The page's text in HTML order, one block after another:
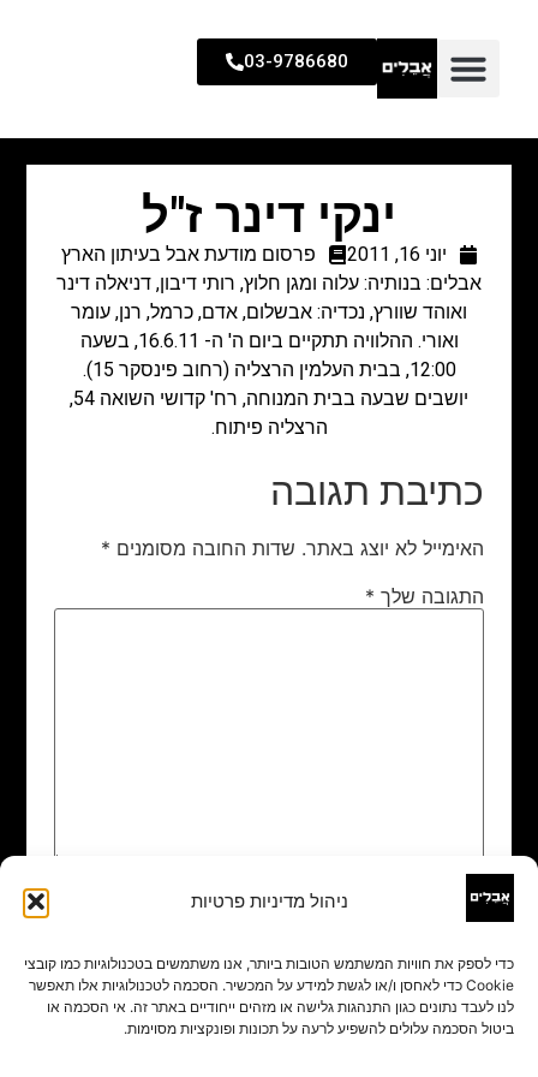
ניהול מדיניות פרטיות
כדי לספק את חוויות המשתמש הטובות ביותר, אנו משתמשים בטכנולוגיות כמו קובצי
Cookie כדי לאחסן ו/או לגשת למידע על המכשיר. הסכמה לטכנולוגיות אלו תאפשר
לנו לעבד נתונים כגון התנהגות גלישה או מזהים ייחודיים באתר זה. אי הסכמה או
ביטול הסכמה עלולים להשפיע לרעה על תכונות ופונקציות מסוימות.
03-9786680
ינקי דינר ז"ל
יוני 16, 2011
פרסום מודעת אבל בעיתון הארץ
אבלים: בנותיה: עלוה ומגן חלוץ, רותי דיבון, דניאלה דינר
ואוהד שוורץ, נכדיה: אבשלום, אדם, כרמל, רנן, עומר
ואורי. ההלוויה תתקיים ביום ה' ה- 16.6.11, בשעה
12:00, בבית העלמין הרצליה (רחוב פינסקר 15).
יושבים שבעה בבית המנוחה, רח' קדושי השואה 54,
הרצליה פיתוח.
כתיבת תגובה
האימייל לא יוצג באתר. שדות החובה מסומנים *
התגובה שלך *
שם
אימייל*